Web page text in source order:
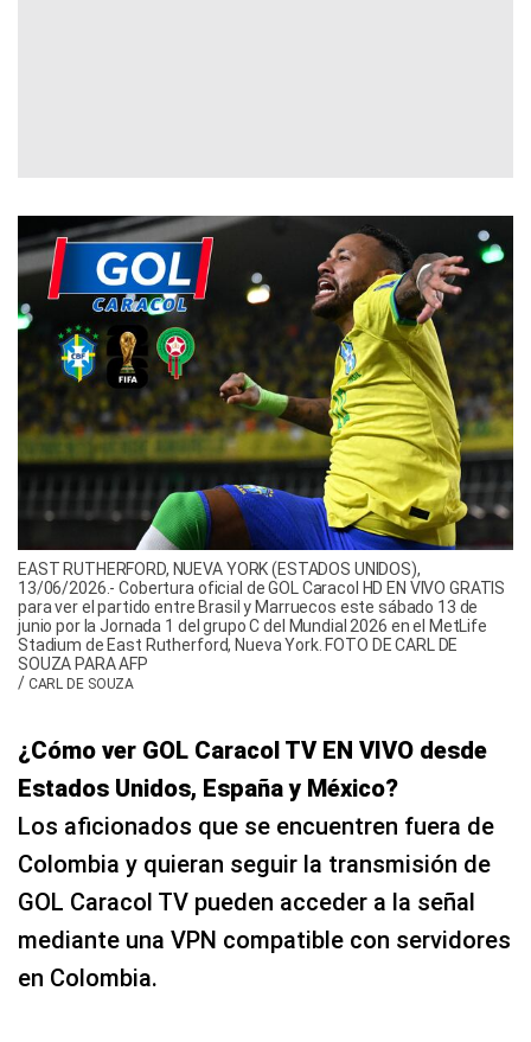
EAST RUTHERFORD, NUEVA YORK (ESTADOS UNIDOS),
13/06/2026.- Cobertura oficial de GOL Caracol HD EN VIVO GRATIS
para ver el partido entre Brasil y Marruecos este sábado 13 de
junio por la Jornada 1 del grupo C del Mundial 2026 en el MetLife
Stadium de East Rutherford, Nueva York. FOTO DE CARL DE
SOUZA PARA AFP
/ CARL DE SOUZA
¿Cómo ver GOL Caracol TV EN VIVO desde
Estados Unidos, España y México?
Los aficionados que se encuentren fuera de
Colombia y quieran seguir la transmisión de
GOL Caracol TV pueden acceder a la señal
mediante una VPN compatible con servidores
en Colombia.